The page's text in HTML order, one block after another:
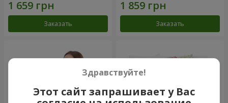
Заказать Заказать
Здравствуйте!
Этот сайт запрашивает у Вас